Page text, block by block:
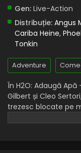
Gen: Live-Action
Distribuție: Angus
Cariba Heine,
Tonkin
Adventure
În H2O: Adaugă Apă
Gilbert și Cleo
trezesc blocate pe
într-un bazin sub